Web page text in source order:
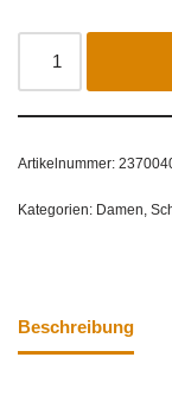
Artikelnummer:
Kategorien: Damen
Beschreibung